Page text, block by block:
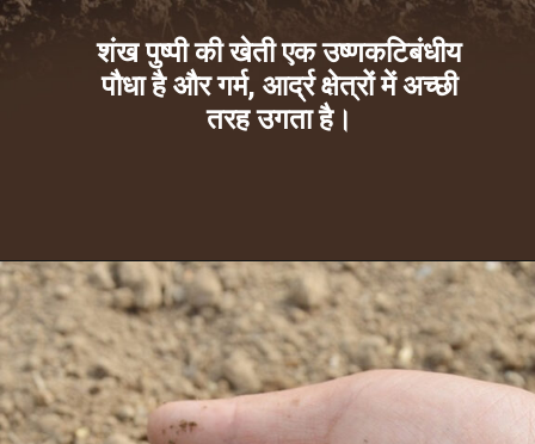
शंख पुष्पी की खेती एक उष्णकटिबंधीय
पौधा है और गर्म, आर्द्र क्षेत्रों में अच्छी
तरह उगता है।